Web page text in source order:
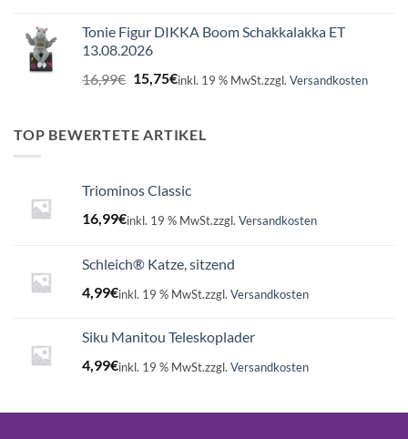
Tonie Figur DIKKA Boom Schakkalakka ET
13.08.2026
16,99€ Ursprünglicher
Preis
16,99€
15,75€Aktueller
15,75€.
inkl. 19 % MwSt.zzgl. Versandkosten
TOP BEWERTETE ARTIKEL
Triominos Classic
16,99€inkl. 19 % MwSt.zzgl. Versandkosten
Schleich® Katze, sitzend
4,99€inkl. 19 % MwSt.zzgl. Versandkosten
Siku Manitou Teleskoplader
4,99€inkl. 19 % MwSt.zzgl. Versandkosten